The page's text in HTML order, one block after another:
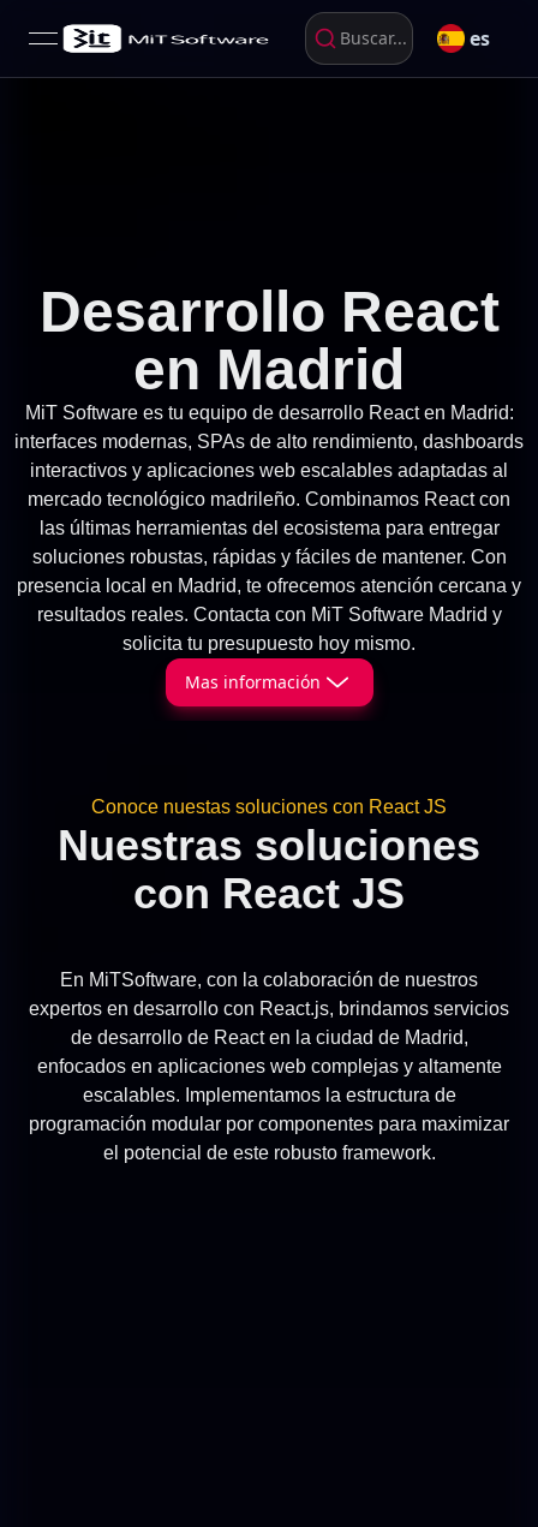
open navigation menu Buscar... es
Desarrollo React
en Madrid
MiT Software es tu equipo de desarrollo React en Madrid:
interfaces modernas, SPAs de alto rendimiento, dashboards
interactivos y aplicaciones web escalables adaptadas al
mercado tecnológico madrileño. Combinamos React con
las últimas herramientas del ecosistema para entregar
soluciones robustas, rápidas y fáciles de mantener. Con
presencia local en Madrid, te ofrecemos atención cercana y
resultados reales. Contacta con MiT Software Madrid y
solicita tu presupuesto hoy mismo.
Mas información
Conoce nuestas soluciones con React JS
Nuestras soluciones
con React JS
En MiTSoftware, con la colaboración de nuestros
expertos en desarrollo con React.js, brindamos servicios
de desarrollo de React en la ciudad de Madrid,
enfocados en aplicaciones web complejas y altamente
escalables. Implementamos la estructura de
programación modular por componentes para maximizar
el potencial de este robusto framework.